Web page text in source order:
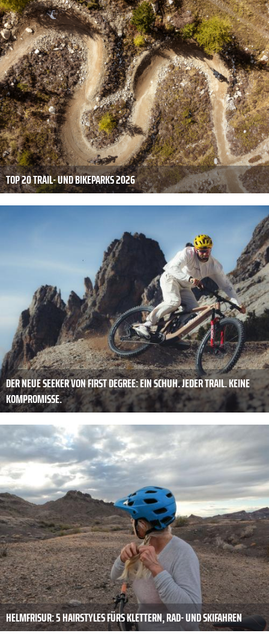
TOP 20 TRAIL- UND BIKEPARKS 2026
DER NEUE SEEKER VON FIRST DEGREE: EIN SCHUH. JEDER TRAIL. KEINE
KOMPROMISSE.
HELMFRISUR: 5 HAIRSTYLES FÜRS KLETTERN, RAD- UND SKIFAHREN